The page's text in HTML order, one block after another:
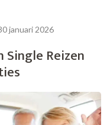
Twee
met
januari 2026
Reizen